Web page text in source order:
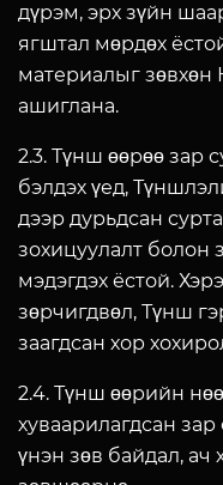
дүрэм, эрх зүйн
ягштал мөрдөх
материалыг
ашиглана.
2.3. Түнш өөрөө зар
бэлдэх үед,
дээр дурьдсан
зохицуулалт болон
мэдэгдэх ёстой.
зөрчигдвөл, Түнш
заагдсан хор
2.4. Түнш өөрийн
хуваарилагдсан
үнэн зөв байдал, ач